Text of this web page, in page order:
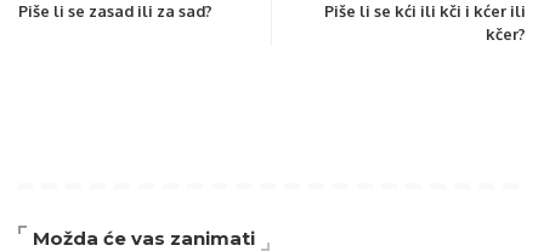
Piše li se zasad ili za sad?
Piše li se kći ili kči i kćer ili
kčer?
Možda će vas zanimati